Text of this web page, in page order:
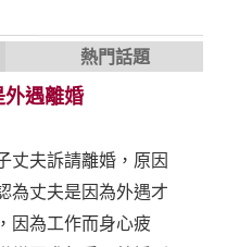
熱門話題
外遇離婚
丈夫訴請離婚，原因
為丈夫是因為外遇才
因為工作而身心疲